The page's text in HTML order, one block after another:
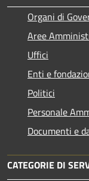
Organi di
Aree
Uffici
Enti e
Politici
Personale
Documenti e
CATEGORIE DI